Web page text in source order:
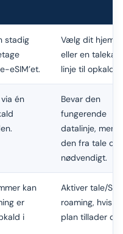
stadig
eSIM’et.
Vælg dit hjem-
eller en
linje til opkald.
én
Bevar den
fungerende
datalinje, men
den fra tale om
nødvendigt.
kan
er
i
Aktiver tale/
roaming, hvis
plan tillader